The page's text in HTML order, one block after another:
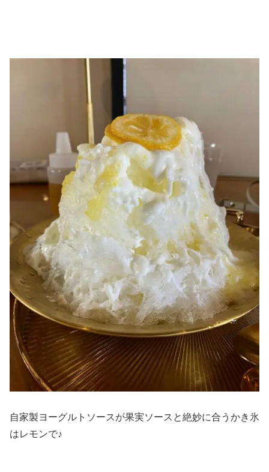
自家製ヨーグルトソースが果実ソースと絶妙に合うかき氷
はレモンで♪